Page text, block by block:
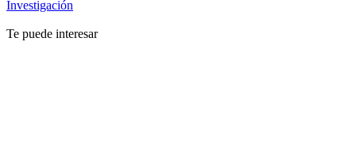
Investigación
Te puede interesar